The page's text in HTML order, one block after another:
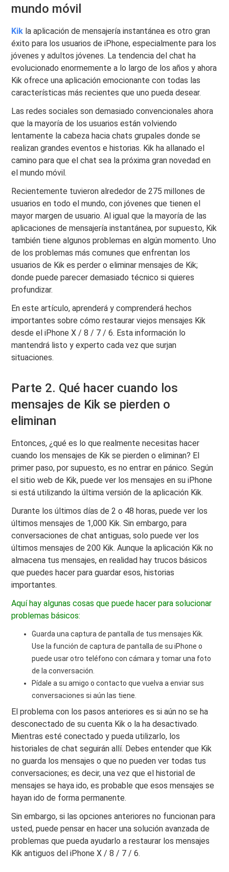
mundo móvil
Kik la aplicación de mensajería instantánea es otro gran
éxito para los usuarios de iPhone, especialmente para los
jóvenes y adultos jóvenes. La tendencia del chat ha
evolucionado enormemente a lo largo de los años y ahora
Kik ofrece una aplicación emocionante con todas las
características más recientes que uno pueda desear.
Las redes sociales son demasiado convencionales ahora
que la mayoría de los usuarios están volviendo
lentamente la cabeza hacia chats grupales donde se
realizan grandes eventos e historias. Kik ha allanado el
camino para que el chat sea la próxima gran novedad en
el mundo móvil.
Recientemente tuvieron alrededor de 275 millones de
usuarios en todo el mundo, con jóvenes que tienen el
mayor margen de usuario. Al igual que la mayoría de las
aplicaciones de mensajería instantánea, por supuesto, Kik
también tiene algunos problemas en algún momento. Uno
de los problemas más comunes que enfrentan los
usuarios de Kik es perder o eliminar mensajes de Kik;
donde puede parecer demasiado técnico si quieres
profundizar.
En este artículo, aprenderá y comprenderá hechos
importantes sobre cómo restaurar viejos mensajes Kik
desde el iPhone X / 8 / 7 / 6. Esta información lo
mantendrá listo y experto cada vez que surjan
situaciones.
Parte 2. Qué hacer cuando los
mensajes de Kik se pierden o
eliminan
Entonces, ¿qué es lo que realmente necesitas hacer
cuando los mensajes de Kik se pierden o eliminan? El
primer paso, por supuesto, es no entrar en pánico. Según
el sitio web de Kik, puede ver los mensajes en su iPhone
si está utilizando la última versión de la aplicación Kik.
Durante los últimos días de 2 o 48 horas, puede ver los
últimos mensajes de 1,000 Kik. Sin embargo, para
conversaciones de chat antiguas, solo puede ver los
últimos mensajes de 200 Kik. Aunque la aplicación Kik no
almacena tus mensajes, en realidad hay trucos básicos
que puedes hacer para guardar esos, historias
importantes.
Aquí hay algunas cosas que puede hacer para solucionar
problemas básicos:
Guarda una captura de pantalla de tus mensajes Kik.
Use la función de captura de pantalla de su iPhone o
puede usar otro teléfono con cámara y tomar una foto
de la conversación.
Pídale a su amigo o contacto que vuelva a enviar sus
conversaciones si aún las tiene.
El problema con los pasos anteriores es si aún no se ha
desconectado de su cuenta Kik o la ha desactivado.
Mientras esté conectado y pueda utilizarlo, los
historiales de chat seguirán allí. Debes entender que Kik
no guarda los mensajes o que no pueden ver todas tus
conversaciones; es decir, una vez que el historial de
mensajes se haya ido, es probable que esos mensajes se
hayan ido de forma permanente.
Sin embargo, si las opciones anteriores no funcionan para
usted, puede pensar en hacer una solución avanzada de
problemas que pueda ayudarlo a restaurar los mensajes
Kik antiguos del iPhone X / 8 / 7 / 6.